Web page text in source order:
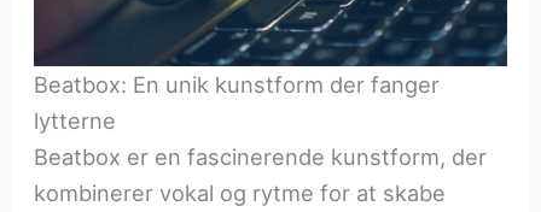
Beatbox: En unik kunstform der fanger
lytterne
Beatbox er en fascinerende kunstform, der
kombinerer vokal og rytme for at skabe